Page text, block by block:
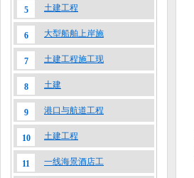
5 土建工程
6 大型船舶上岸施
7 土建工程施工现
8 土建
9 港口与航道工程
10 土建工程
11 一线海景酒店工